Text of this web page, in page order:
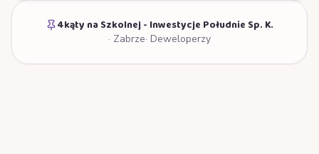
4kąty na Szkolnej - Inwestycje Południe Sp. K.
· Zabrze· Deweloperzy